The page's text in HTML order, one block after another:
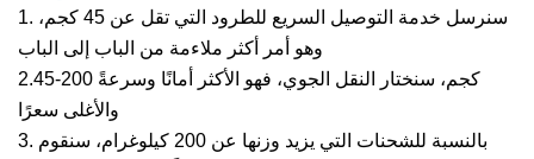
1. سنرسل خدمة التوصيل السريع للطرود التي تقل عن 45 كجم،
وهو أمر أكثر ملاءمة من الباب إلى الباب
2.45-200 كجم، سنختار النقل الجوي، فهو الأكثر أمانًا وسرعةً
والأغلى سعرًا
3. بالنسبة للشحنات التي يزيد وزنها عن 200 كيلوغرام، سنقوم